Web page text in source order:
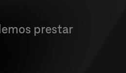
prestar